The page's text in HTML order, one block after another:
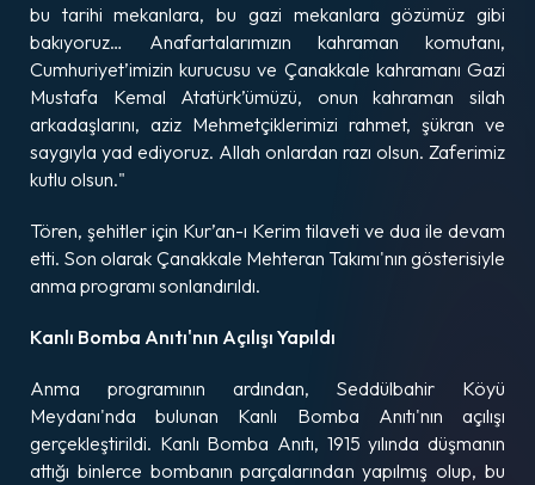
bu tarihi mekanlara, bu gazi mekanlara gözümüz gibi
bakıyoruz… Anafartalarımızın kahraman komutanı,
Cumhuriyet’imizin kurucusu ve Çanakkale kahramanı Gazi
Mustafa Kemal Atatürk’ümüzü, onun kahraman silah
arkadaşlarını, aziz Mehmetçiklerimizi rahmet, şükran ve
saygıyla yad ediyoruz. Allah onlardan razı olsun. Zaferimiz
kutlu olsun."
Tören, şehitler için Kur’an-ı Kerim tilaveti ve dua ile devam
etti. Son olarak Çanakkale Mehteran Takımı'nın gösterisiyle
anma programı sonlandırıldı.
Kanlı Bomba Anıtı'nın Açılışı Yapıldı
Anma programının ardından, Seddülbahir Köyü
Meydanı'nda bulunan Kanlı Bomba Anıtı'nın açılışı
gerçekleştirildi. Kanlı Bomba Anıtı, 1915 yılında düşmanın
attığı binlerce bombanın parçalarından yapılmış olup, bu